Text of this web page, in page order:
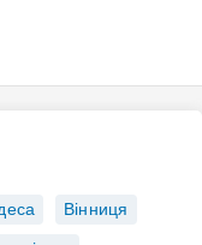
Вінниця